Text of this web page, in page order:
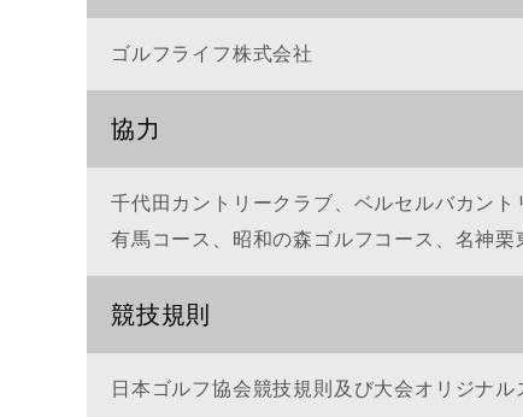
ゴルフライフ株式会社
協力
千代田カントリークラブ、ベルセルバカン
有馬コース、昭和の森ゴルフコース、名神
競技規則
日本ゴルフ協会競技規則及び大会オリジナ